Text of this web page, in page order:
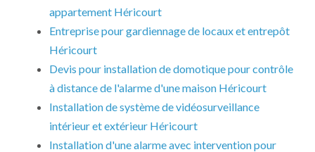
appartement Héricourt
Entreprise pour gardiennage de locaux et entrepôt
Héricourt
Devis pour installation de domotique pour contrôle
à distance de l'alarme d'une maison Héricourt
Installation de système de vidéosurveillance
intérieur et extérieur Héricourt
Installation d'une alarme avec intervention pour